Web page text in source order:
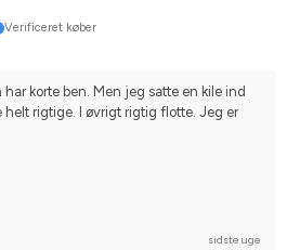
Verificeret køber
korte ben. Men jeg satte en kile ind
helt rigtige. I øvrigt rigtig flotte. Jeg er
sidste uge